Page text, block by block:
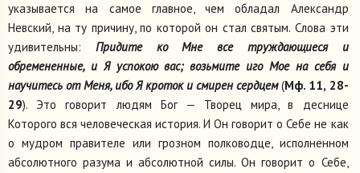
указывается на самое главное, чем обладал Александр
Невский, на ту причину, по которой он стал святым. Слова эти
удивительны: Придите ко Мне все труждающиеся и
обремененные, и Я успокою вас; возьмите иго Мое на себя и
научитесь от Меня, ибо Я кроток и смирен сердцем (Мф. 11, 28-
29). Это говорит людям Бог — Творец мира, в деснице
Которого вся человеческая история. И Он говорит о Себе не как
о мудром правителе или грозном полководце, исполненном
абсолютного разума и абсолютной силы. Он говорит о Себе,